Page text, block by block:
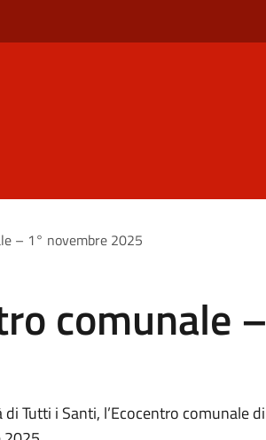
– 1° novembre 2025
comunale –
Tutti i Santi, l’Ecocentro comunale di